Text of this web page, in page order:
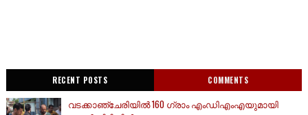
RECENT POSTS COMMENTS
വടക്കാഞ്ചേരിയിൽ 160 ഗ്രാം എംഡിഎംഎയുമായി